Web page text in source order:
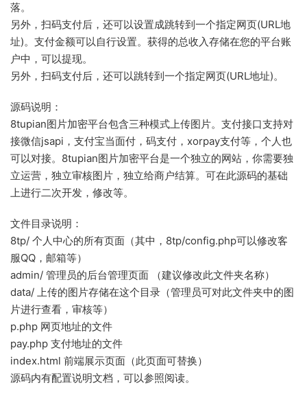
落。
另外，扫码支付后，还可以设置成跳转到一个指定网页(URL地
址)。支付金额可以自行设置。获得的总收入存储在您的平台账
户中，可以提现。
另外，扫码支付后，还可以跳转到一个指定网页(URL地址)。
源码说明：
8tupian图片加密平台包含三种模式上传图片。支付接口支持对
接微信jsapi，支付宝当面付，码支付，xorpay支付等，个人也
可以对接。8tupian图片加密平台是一个独立的网站，你需要独
立运营，独立审核图片，独立给商户结算。可在此源码的基础
上进行二次开发，修改等。
文件目录说明：
8tp/ 个人中心的所有页面（其中，8tp/config.php可以修改客
服QQ，邮箱等）
admin/ 管理员的后台管理页面 （建议修改此文件夹名称）
data/ 上传的图片存储在这个目录（管理员可对此文件夹中的图
片进行查看，审核等）
p.php 网页地址的文件
pay.php 支付地址的文件
index.html 前端展示页面（此页面可替换）
源码内有配置说明文档，可以参照阅读。